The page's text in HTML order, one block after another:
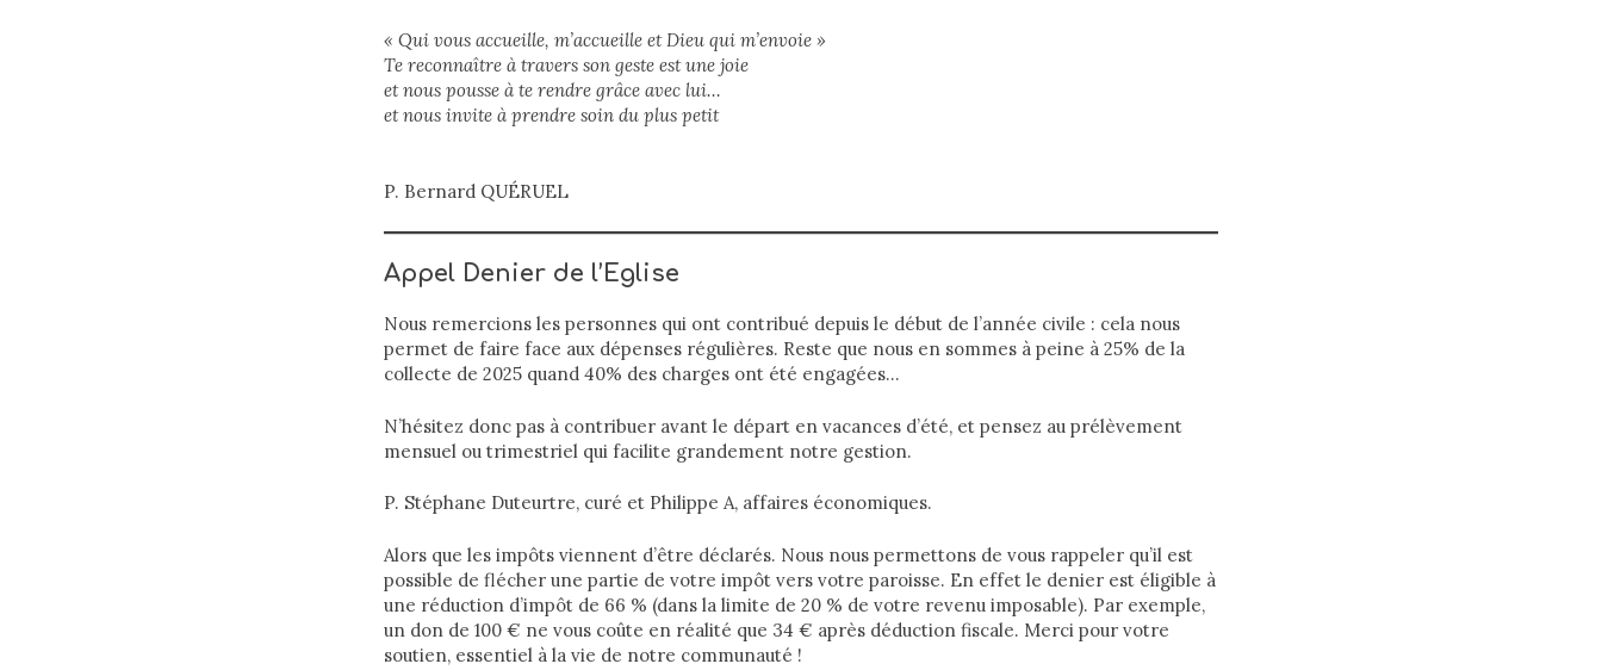
« Qui vous accueille, m’accueille et Dieu qui m’envoie »
Te reconnaître à travers son geste est une joie
et nous pousse à te rendre grâce avec lui…
et nous invite à prendre soin du plus petit
P. Bernard QUÉRUEL
Appel Denier de l’Eglise
Nous remercions les personnes qui ont contribué depuis le début de l’année civile : cela nous
permet de faire face aux dépenses régulières. Reste que nous en sommes à peine à 25% de la
collecte de 2025 quand 40% des charges ont été engagées…
N’hésitez donc pas à contribuer avant le départ en vacances d’été, et pensez au prélèvement
mensuel ou trimestriel qui facilite grandement notre gestion.
P. Stéphane Duteurtre, curé et Philippe A, affaires économiques.
Alors que les impôts viennent d’être déclarés. Nous nous permettons de vous rappeler qu’il est
possible de flécher une partie de votre impôt vers votre paroisse. En effet le denier est éligible à
une réduction d’impôt de 66 % (dans la limite de 20 % de votre revenu imposable). Par exemple,
un don de 100 € ne vous coûte en réalité que 34 € après déduction fiscale. Merci pour votre
soutien, essentiel à la vie de notre communauté !